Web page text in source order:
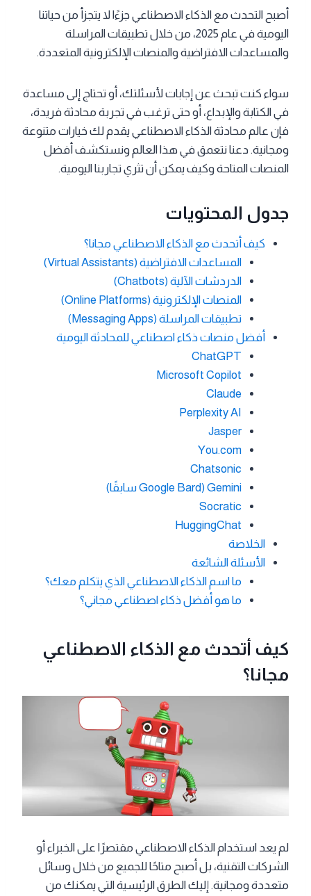
أصبح التحدث مع الذكاء الاصطناعي جزءًا لا يتجزأ من حياتنا
اليومية في عام 2025، من خلال تطبيقات المراسلة
والمساعدات الافتراضية والمنصات الإلكترونية المتعددة.
سواء كنت تبحث عن إجابات لأسئلتك، أو تحتاج إلى مساعدة
في الكتابة والإبداع، أو حتى ترغب في تجربة محادثة فريدة،
فإن عالم محادثة الذكاء الاصطناعي يقدم لك خيارات متنوعة
ومجانية. دعنا نتعمق في هذا العالم ونستكشف أفضل
المنصات المتاحة وكيف يمكن أن تثري تجاربنا اليومية.
جدول المحتويات
كيف أتحدث مع الذكاء الاصطناعي مجانا؟
المساعدات الافتراضية (Virtual Assistants)
الدردشات الآلية (Chatbots)
المنصات الإلكترونية (Online Platforms)
تطبيقات المراسلة (Messaging Apps)
أفضل منصات ذكاء اصطناعي للمحادثة اليومية
ChatGPT
Microsoft Copilot
Claude
Perplexity AI
Jasper
You.com
Chatsonic
Gemini (Google Bard سابقًا)
Socratic
HuggingChat
الخلاصة
الأسئلة الشائعة
ما اسم الذكاء الاصطناعي الذي يتكلم معك؟
ما هو أفضل ذكاء اصطناعي مجاني؟
كيف أتحدث مع الذكاء الاصطناعي
مجانا؟
لم يعد استخدام الذكاء الاصطناعي مقتصرًا على الخبراء أو
الشركات التقنية، بل أصبح متاحًا للجميع من خلال وسائل
متعددة ومجانية. إليك الطرق الرئيسية التي يمكنك من